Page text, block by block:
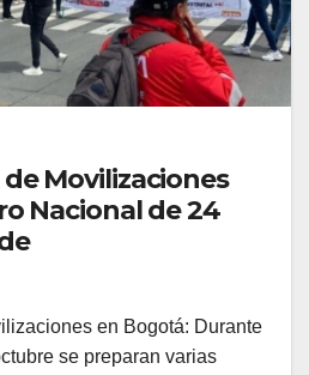
Movilizaciones
Nacional de 24
en Bogotá: Durante
se preparan varias